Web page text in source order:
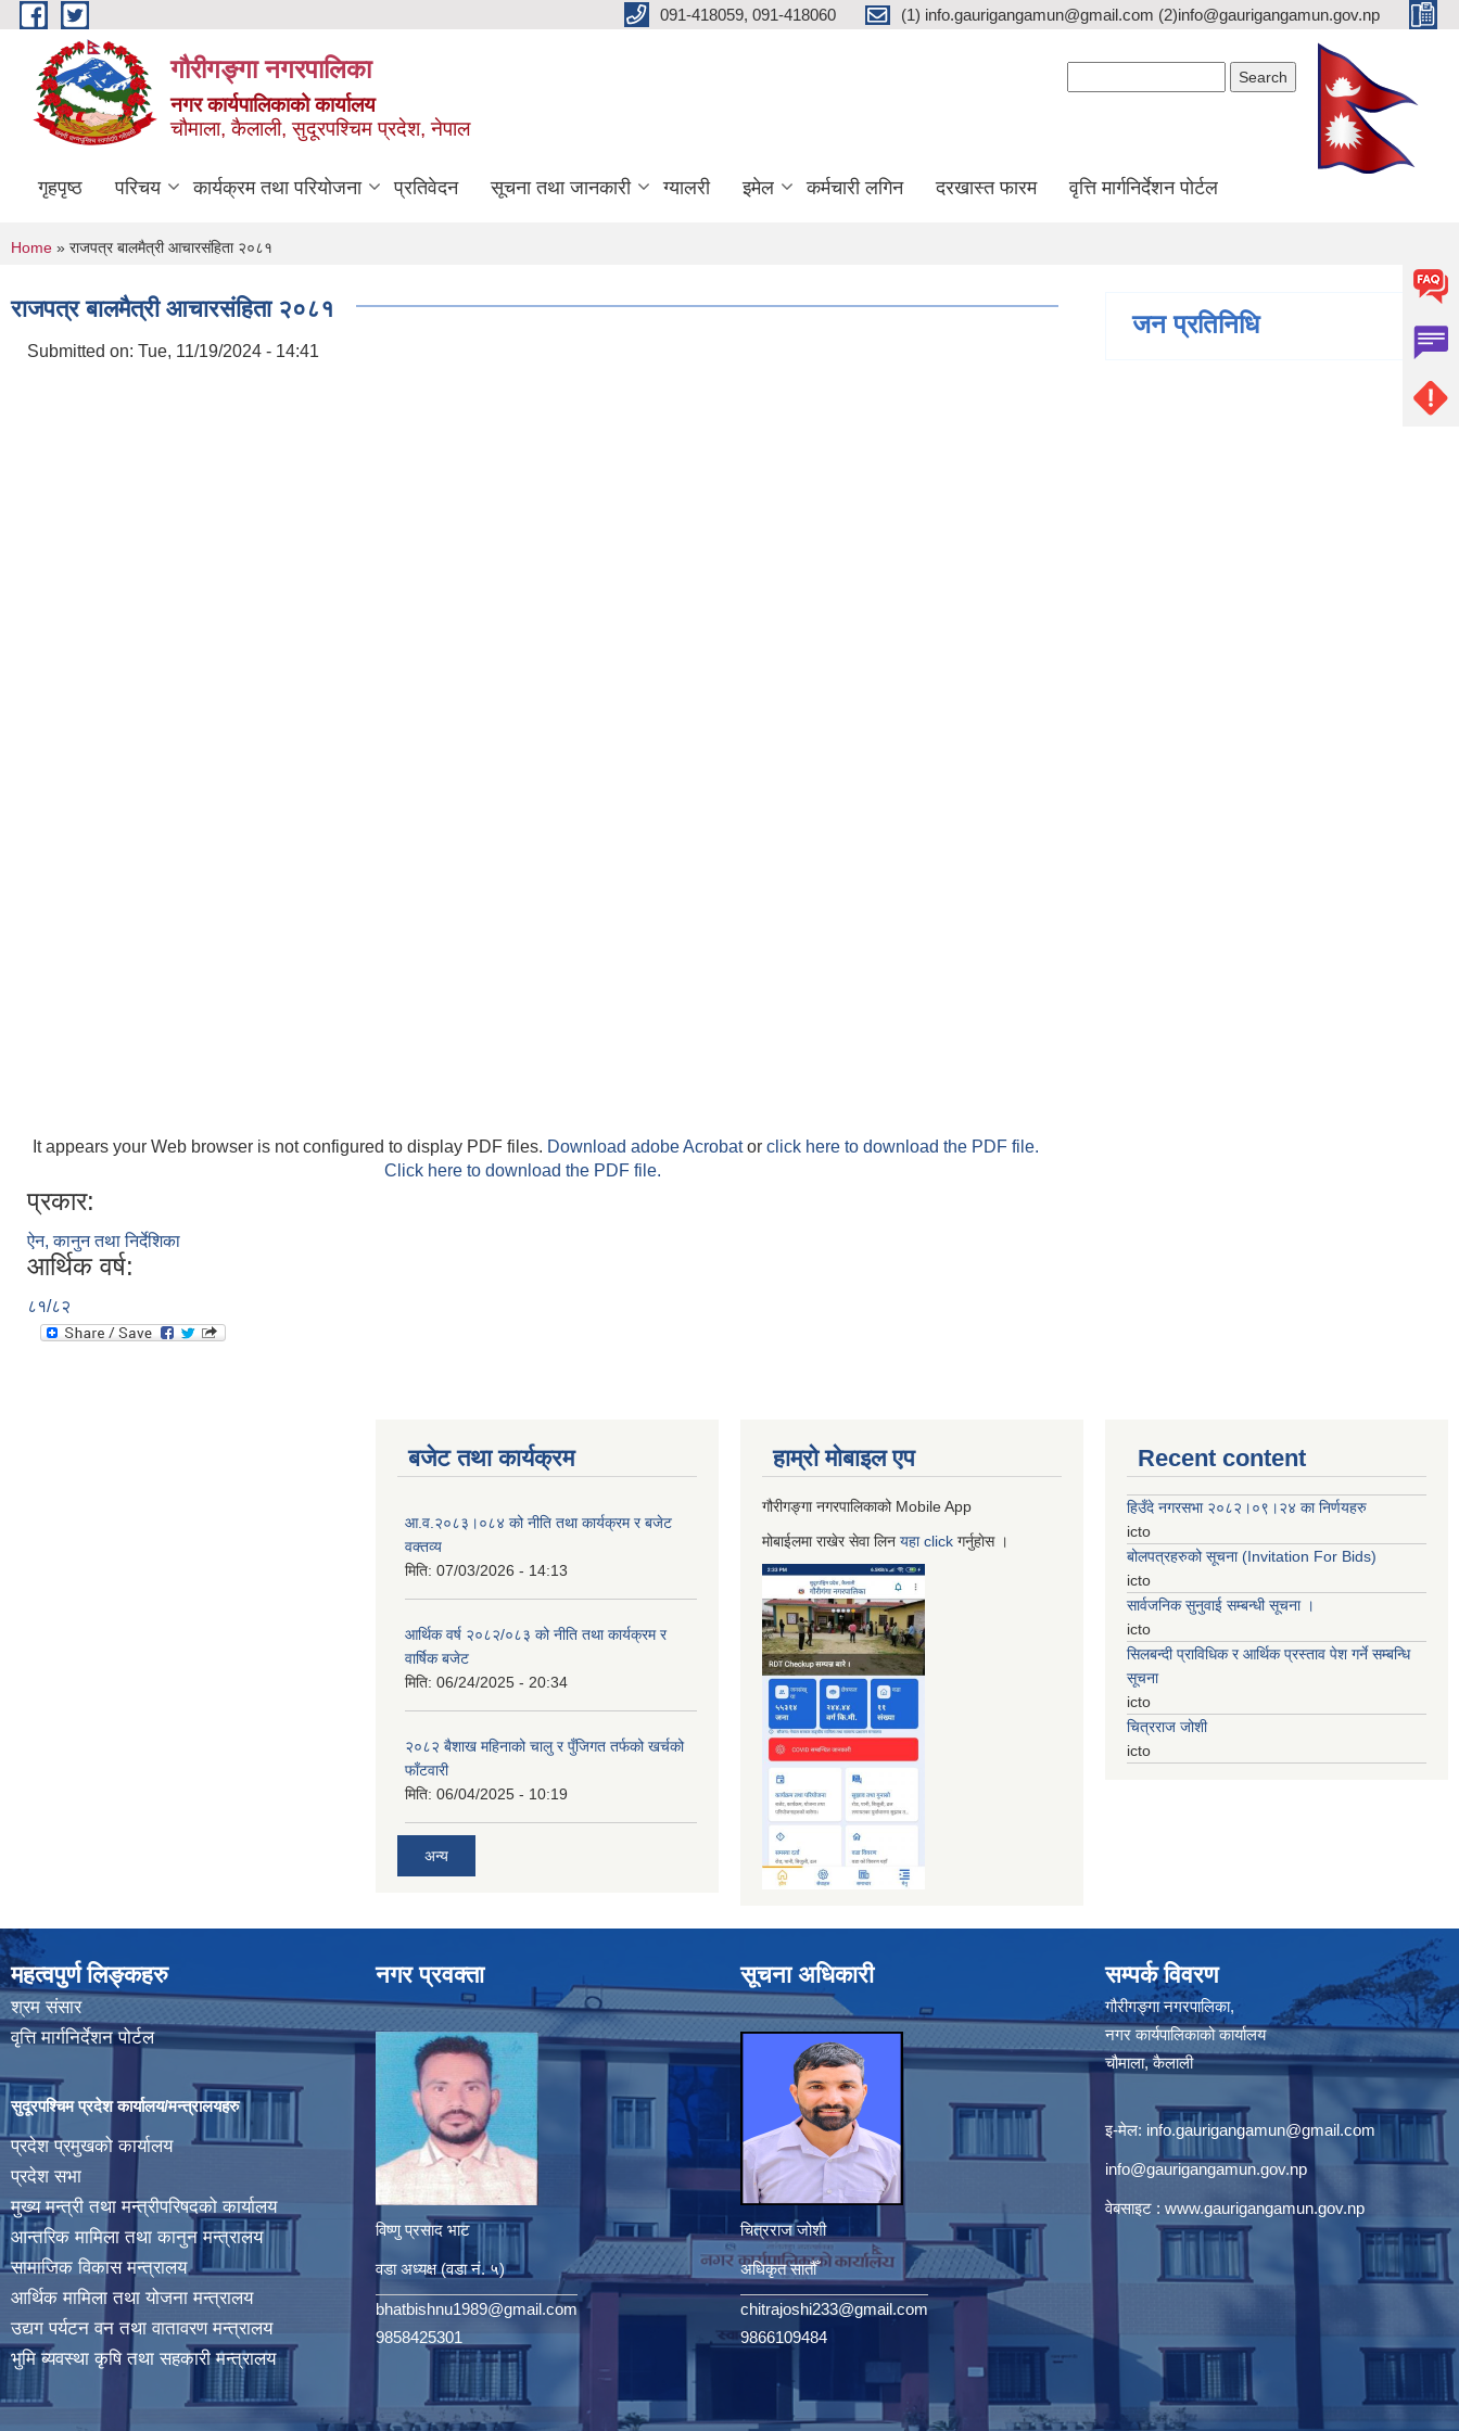
Skip to main content 091-418059, 091-418060 (1) info.gaurigangamun@gmail.com (2)info@gaurigangamun.gov.np
गौरीगङ्गा नगरपालिका
नगर कार्यपालिकाको कार्यालय
चौमाला, कैलाली, सुदूरपश्चिम प्रदेश, नेपाल
गृहपृष्ठ परिचय कार्यक्रम तथा परियोजना प्रतिवेदन सूचना तथा जानकारी ग्यालरी इमेल कर्मचारी लगिन दरखास्त फारम वृत्ति मार्गनिर्देशन पोर्टल
You are here
Home » राजपत्र बालमैत्री आचारसंहिता २०८१
राजपत्र बालमैत्री आचारसंहिता २०८१
Submitted on: Tue, 11/19/2024 - 14:41
It appears your Web browser is not configured to display PDF files. Download adobe Acrobator click here to download the PDF file.
Click here to download the PDF file.
प्रकार:
ऐन, कानुन तथा निर्देशिका
आर्थिक वर्ष:
८१/८२
जन प्रतिनिधि
बजेट तथा कार्यक्रम
आ.व.२०८३।०८४ को नीति तथा कार्यक्रम र बजेट
वक्तव्य
मिति: 07/03/2026 - 14:13
आर्थिक वर्ष २०८२/०८३ को नीति तथा कार्यक्रम र
वार्षिक बजेट
मिति: 06/24/2025 - 20:34
२०८२ बैशाख महिनाको चालु र पुँजिगत तर्फको खर्चको
फाँटवारी
मिति: 06/04/2025 - 10:19
अन्य
हाम्रो माेबाइल एप
गौरीगङ्गा नगरपालिकाको Mobile App
मोबाईलमा राखेर सेवा लिन यहाclick गर्नुहाेस ।
Recent content
हिउँदे नगरसभा २०८२।०९।२४ का निर्णयहरु
icto
बोलपत्रहरुको सूचना (Invitation For Bids)
icto
सार्वजनिक सुनुवाई सम्बन्धी सूचना ।
icto
सिलबन्दी प्राविधिक र आर्थिक प्रस्ताव पेश गर्ने सम्बन्धि
सूचना
icto
चित्रराज जोशी
icto
महत्वपुर्ण लिङ्कहरु
श्रम संसार
वृत्ति मार्गनिर्देशन पोर्टल
सुदूरपश्चिम प्रदेश कार्यालय/मन्त्रालयहरु
प्रदेश प्रमुखको कार्यालय
प्रदेश सभा
मुख्य मन्त्री तथा मन्त्रीपरिषदको कार्यालय
आन्तरिक मामिला तथा कानुन मन्त्रालय
सामाजिक विकास मन्त्रालय
आर्थिक मामिला तथा योजना मन्त्रालय
उद्यग पर्यटन वन तथा वातावरण मन्त्रालय
भुमि ब्यवस्था कृषि तथा सहकारी मन्त्रालय
नगर प्रवक्ता
विष्णु प्रसाद भाट
वडा अध्यक्ष (वडा नं. ५)
bhatbishnu1989@gmail.com
9858425301
सूचना अधिकारी
चित्रराज जोशी
अधिकृत सातौँ
chitrajoshi233@gmail.com
9866109484
सम्पर्क विवरण
गौरीगङ्गा नगरपालिका,
नगर कार्यपालिकाको कार्यालय
चौमाला, कैलाली
इ-मेल: info.gaurigangamun@gmail.com
info@gaurigangamun.gov.np
वेबसाइट : www.gaurigangamun.gov.np